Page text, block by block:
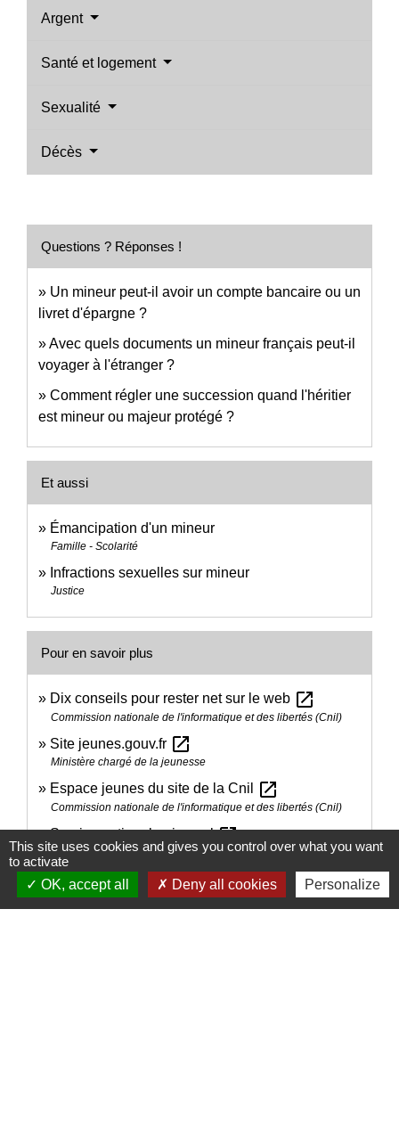
Argent
Santé et logement
Sexualité
Décès
Questions ? Réponses !
Un mineur peut-il avoir un compte bancaire ou un
livret d'épargne ?
Avec quels documents un mineur français peut-il
voyager à l'étranger ?
Comment régler une succession quand l'héritier
est mineur ou majeur protégé ?
Et aussi
Émancipation d'un mineur
Famille - Scolarité
Infractions sexuelles sur mineur
Justice
Pour en savoir plus
Dix conseils pour rester net sur le web open_in_new
Commission nationale de l'informatique et des libertés (Cnil)
Site jeunes.gouv.fr open_in_new
Ministère chargé de la jeunesse
Espace jeunes du site de la Cnil open_in_new
Commission nationale de l'informatique et des libertés (Cnil)
Service national universelopen_in_new
Ministère chargé de l'éducation
Signaler une erreur sur cette page
This site uses cookies and gives you control over what you want
to activate
OK, accept all
Deny all cookies Personalize